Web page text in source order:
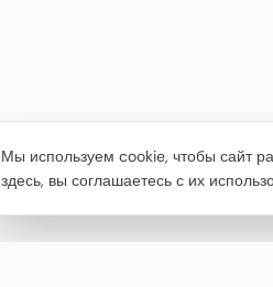
Мы используем cookie, чтобы сайт
здесь, вы соглашаетесь с их